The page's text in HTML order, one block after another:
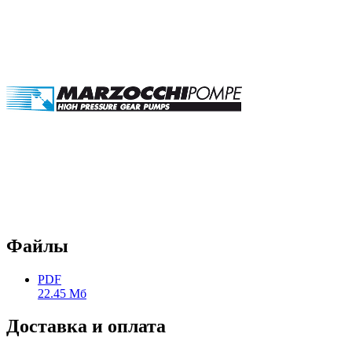
Файлы
PDF
22.45 Мб
Доставка и оплата